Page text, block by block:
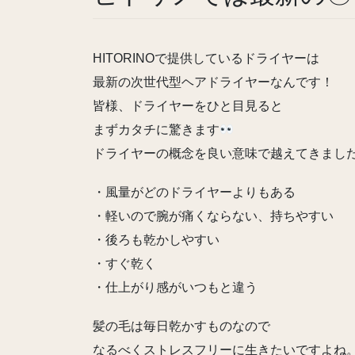
HITORINOで提供しているドライヤーは
最新の次世代型ヘアドライヤーなんです！
皆様、ドライヤーをひと目見ると
まずカタチに驚きます
ドライヤーの概念を良い意味で越えてきまし
・風量がどのドライヤーよりもある
・軽いので腕が痛くならない、持ちやすい
・後ろも乾かしやすい
・すぐ乾く
・仕上がり感がいつもと違う
髪の毛は毎日乾かすものなので
なるべくストレスフリーに生きたいですよね